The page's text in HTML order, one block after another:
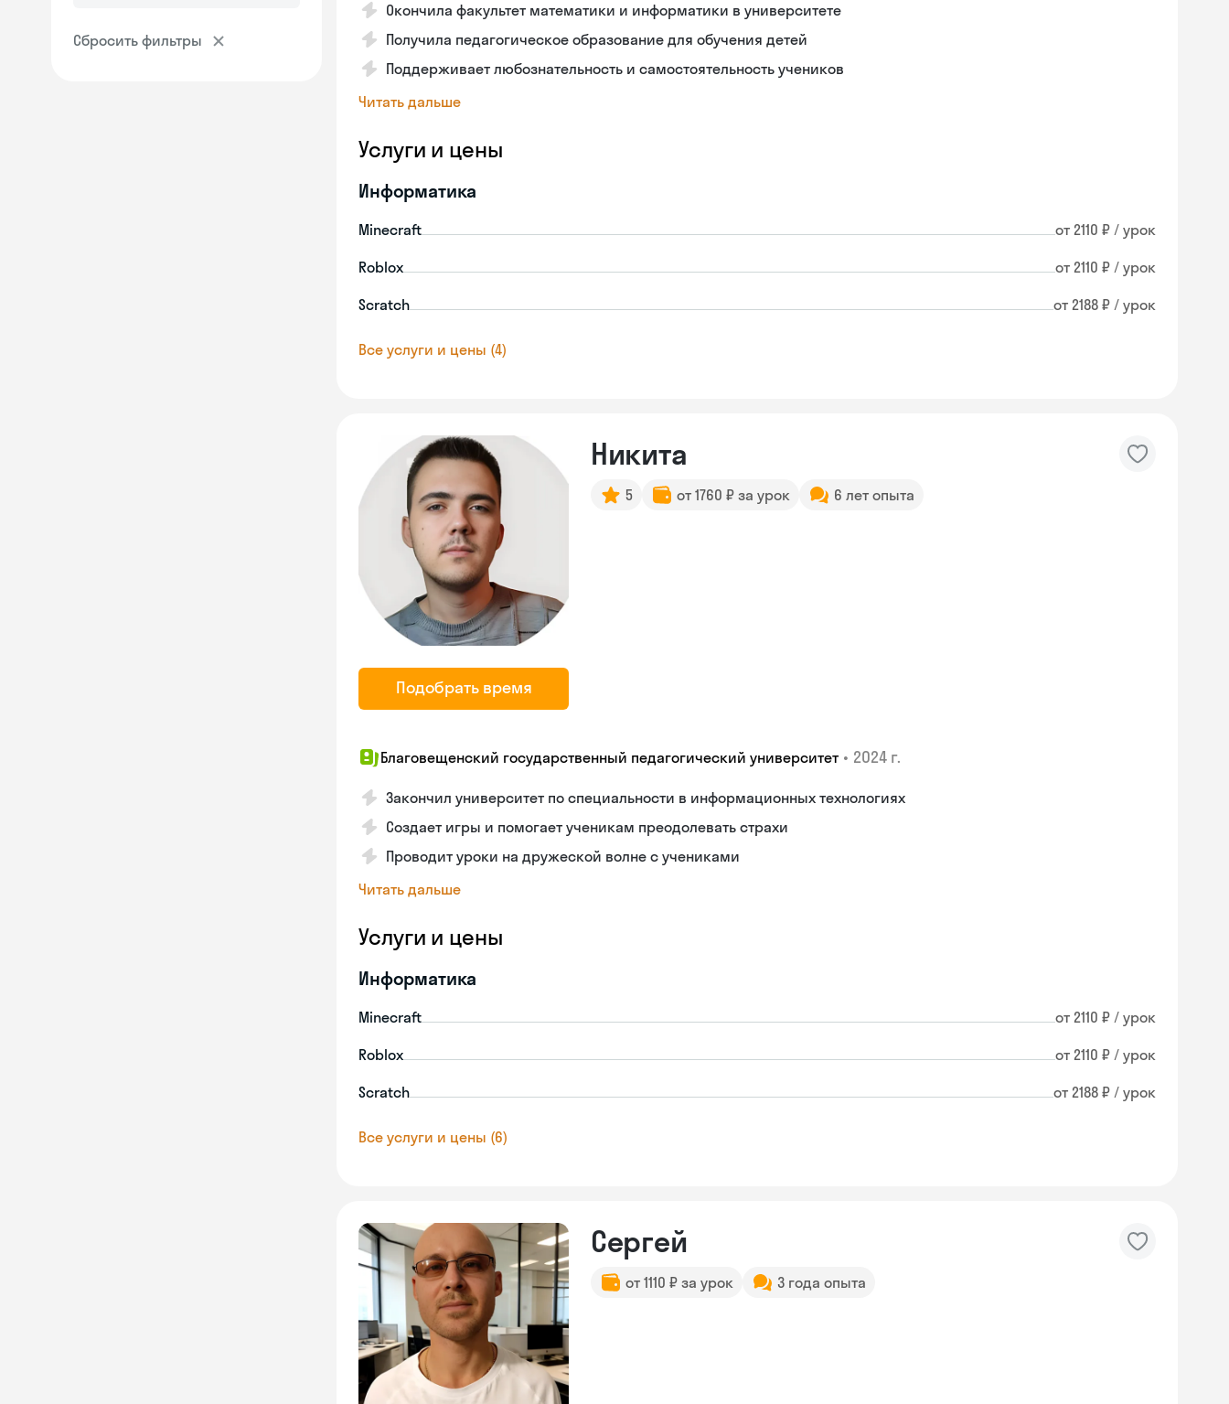
Сбросить фильтры
Окончила факультет математики и информатики в университете
Получила педагогическое образование для обучения детей
Поддерживает любознательность и самостоятельность учеников
Читать дальше
Услуги и цены
Информатика
Minecraft от 2110 ₽ / урок
Roblox от 2110 ₽ / урок
Scratch от 2188 ₽ / урок
Все услуги и цены (4)
Подобрать время
Никита
5 от 1760 ₽ за урок 6 лет опыта
Благовещенский государственный педагогический университет • 2024 г.
Закончил университет по специальности в информационных технологиях
Создает игры и помогает ученикам преодолевать страхи
Проводит уроки на дружеской волне с учениками
Читать дальше
Услуги и цены
Информатика
Minecraft от 2110 ₽ / урок
Roblox от 2110 ₽ / урок
Scratch от 2188 ₽ / урок
Все услуги и цены (6)
Сергей
от 1110 ₽ за урок 3 года опыта